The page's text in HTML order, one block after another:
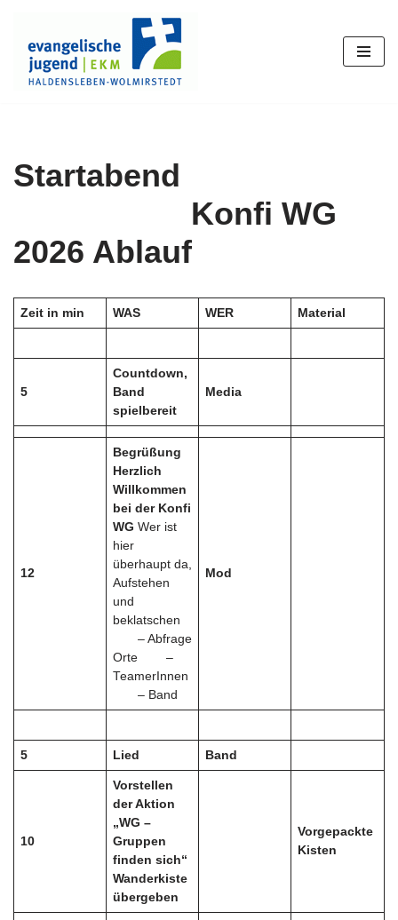
Zum
Inhalt
springen
Startabend
Konfi WG
2026 Ablauf
Zeit in min WAS WER Material
5
Countdown,
Band
spielbereit
Media
12
Begrüßung
Herzlich
Willkommen
bei der Konfi
WG Wer ist
hier
überhaupt da,
Aufstehen
und
beklatschen
– Abfrage
Orte –
TeamerInnen
– Band
Mod
5 Lied Band
10
Vorstellen
der Aktion
„WG –
Gruppen
finden sich“
Wanderkiste
übergeben
Vorgepackte
Kisten